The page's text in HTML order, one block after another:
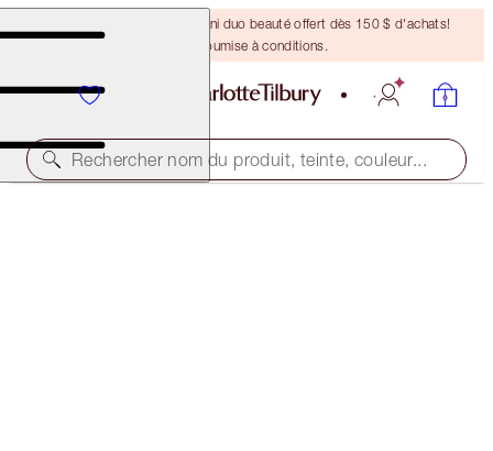
DERNIÈRE CHANCE ! Un mini duo beauté offert dès 150 $ d'achats!
Offre soumise à conditions.
Rechercher nom du produit, teinte, couleur...